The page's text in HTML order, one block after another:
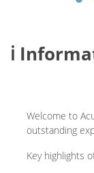
ℹ️
Welcome to
outstanding
Key highlights